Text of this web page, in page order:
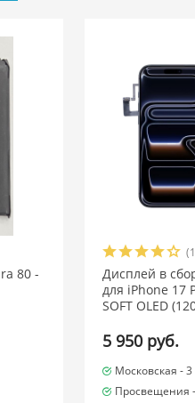
80 -
Дисплей в
для iPhone 17
SOFT OLED
5 950 руб.
Московская -3
Просвещения